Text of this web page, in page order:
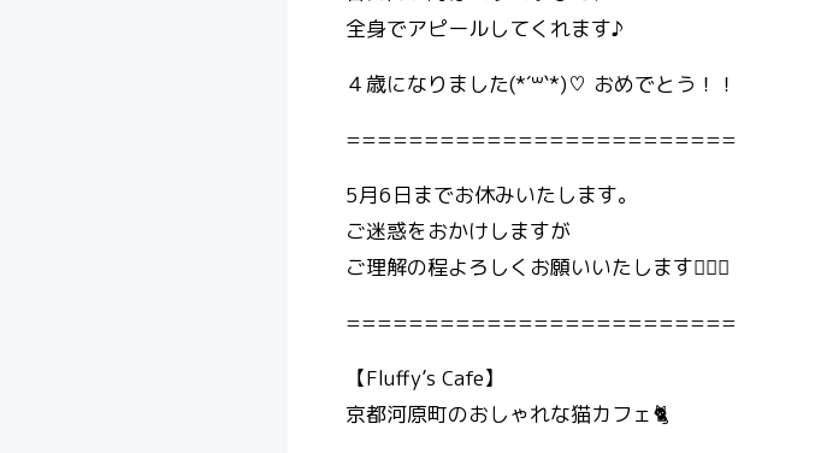
全身でアピールしてくれます♪
４歳になりました(*´꒳`*)♡ おめでとう！！
=========================
5月6日までお休みいたします。
ご迷惑をおかけしますが
ご理解の程よろしくお願いいたします🙇🏼‍♂️
=========================
【Fluffy’s Cafe】
京都河原町のおしゃれな猫カフェ🐈